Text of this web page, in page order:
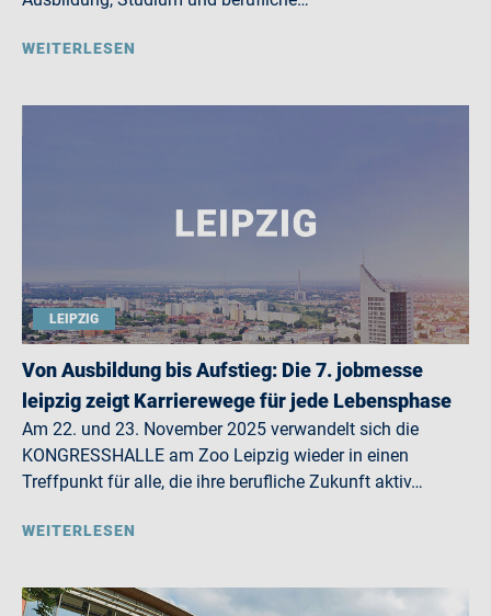
WEITERLESEN
LEIPZIG
Von Ausbildung bis Aufstieg: Die 7. jobmesse
leipzig zeigt Karrierewege für jede Lebensphase
Am 22. und 23. November 2025 verwandelt sich die
KONGRESSHALLE am Zoo Leipzig wieder in einen
Treffpunkt für alle, die ihre berufliche Zukunft aktiv…
WEITERLESEN